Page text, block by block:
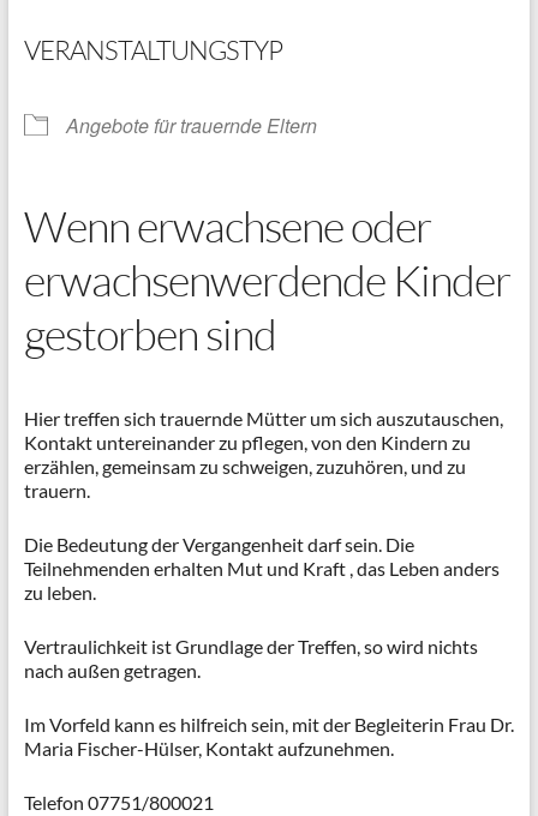
VERANSTALTUNGSTYP
Angebote für trauernde Eltern
Wenn erwachsene oder
erwachsenwerdende Kinder
gestorben sind
Hier treffen sich trauernde Mütter um sich auszutauschen,
Kontakt untereinander zu pflegen, von den Kindern zu
erzählen, gemeinsam zu schweigen, zuzuhören, und zu
trauern.
Die Bedeutung der Vergangenheit darf sein. Die
Teilnehmenden erhalten Mut und Kraft , das Leben anders
zu leben.
Vertraulichkeit ist Grundlage der Treffen, so wird nichts
nach außen getragen.
Im Vorfeld kann es hilfreich sein, mit der Begleiterin Frau Dr.
Maria Fischer-Hülser, Kontakt aufzunehmen.
Telefon 07751/800021